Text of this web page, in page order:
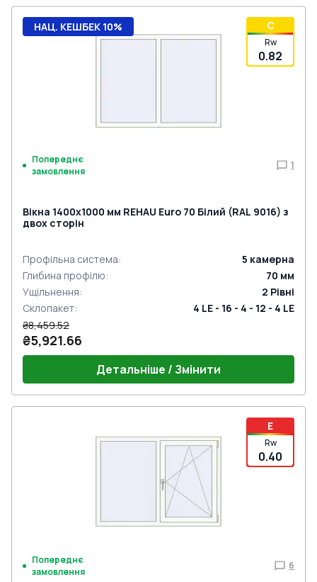
C
Rw
0.82
НАЦ. КЕШБЕК 10%
Попереднє
замовлення
1
Вікна 1400x1000 мм REHAU Euro 70 Білий (RAL 9016) з
двох сторін
Профільна система: 5 камерна
Глибина профілю: 70 мм
Ущільнення: 2 Рівні
Склопакет:
4 LE - 16 - 4 - 12 - 4 LE
₴8,459.52
₴5,921.66
Детальніше / Змінити
E
Rw
0.40
Попереднє
замовлення
6